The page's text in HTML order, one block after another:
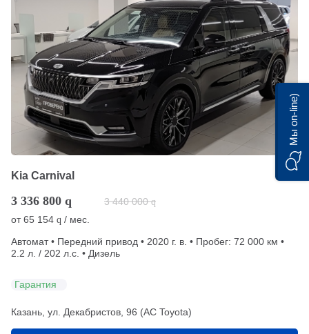
Kia Carnival
3 336 800 q 3 440 000 q
от65 154 q / мес.
Автомат • Передний привод • 2020 г. в. • Пробег: 72 000 км •
2.2 л. / 202 л.с. • Дизель
Гарантия
Казань, ул. Декабристов, 96 (АС Toyota)
Мы on-line)